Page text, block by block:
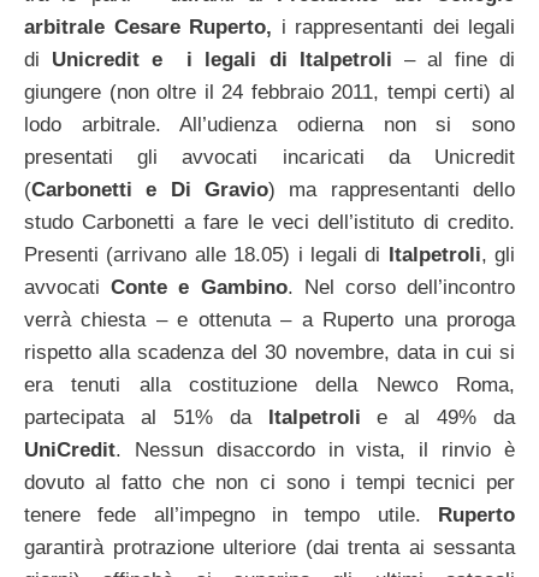
arbitrale Cesare Ruperto, i rappresentanti dei legali
di Unicredit e i legali di Italpetroli – al fine di
giungere (non oltre il 24 febbraio 2011, tempi certi) al
lodo arbitrale. All’udienza odierna non si sono
presentati gli avvocati incaricati da Unicredit
(Carbonetti e Di Gravio) ma rappresentanti dello
studo Carbonetti a fare le veci dell’istituto di credito.
Presenti (arrivano alle 18.05) i legali di
Italpetroli, gli
avvocati Conte e Gambino. Nel corso dell’incontro
verrà chiesta – e ottenuta – a Ruperto una proroga
rispetto alla scadenza del 30 novembre, data in cui si
era tenuti alla costituzione della Newco Roma,
partecipata al 51% da
Italpetrolie al 49% da
UniCredit. Nessun disaccordo in vista, il rinvio è
dovuto al fatto che non ci sono i tempi tecnici per
tenere fede all’impegno in tempo utile. Ruperto
garantirà protrazione ulteriore (dai trenta ai sessanta